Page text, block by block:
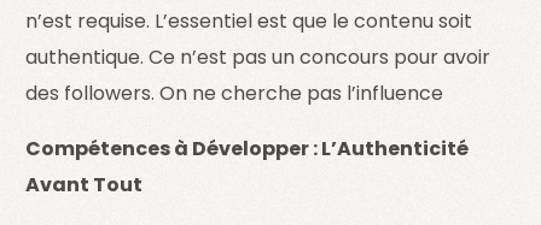
n’est requise. L’essentiel est que le contenu soit
authentique. Ce n’est pas un concours pour avoir
des followers. On ne cherche pas l’influence
Compétences à Développer : L’Authenticité
Avant Tout